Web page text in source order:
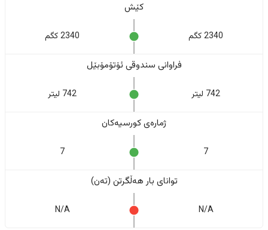
کێش
2340 کگم 2340 کگم
فراوانی سندوقی ئۆتۆمۆبێل
742 لیتر 742 لیتر
ژمارەی کورسیەکان
7
7
تواناى بار هەڵگرتن (تەن)
N/A
N/A